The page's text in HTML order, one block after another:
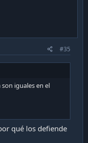
#35
iguales en el
qué los defiende